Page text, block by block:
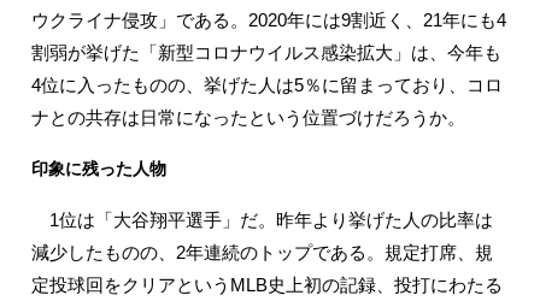
ウクライナ侵攻」である。2020年には9割近く、21年にも4
割弱が挙げた「新型コロナウイルス感染拡大」は、今年も
4位に入ったものの、挙げた人は5％に留まっており、コロ
ナとの共存は日常になったという位置づけだろうか。
印象に残った人物
1位は「大谷翔平選手」だ。昨年より挙げた人の比率は
減少したものの、2年連続のトップである。規定打席、規
定投球回をクリアというMLB史上初の記録、投打にわたる